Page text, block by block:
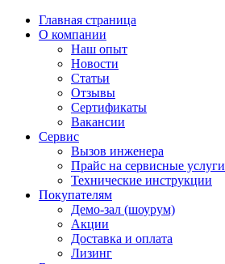
Главная страница
О компании
Наш опыт
Новости
Статьи
Отзывы
Сертификаты
Вакансии
Сервис
Вызов инженера
Прайс на сервисные услуги
Технические инструкции
Покупателям
Демо-зал (шоурум)
Акции
Доставка и оплата
Лизинг